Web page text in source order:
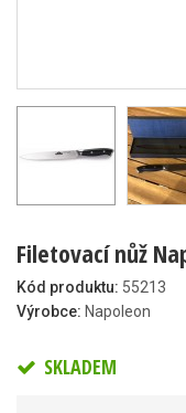
Filetovací nůž
Kód produktu: 55213
Výrobce: Napoleon
SKLADEM